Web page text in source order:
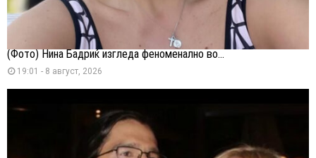
(Фото) Нина Бадриќ изгледа феноменално во...
19:01 - 8 август, 2026